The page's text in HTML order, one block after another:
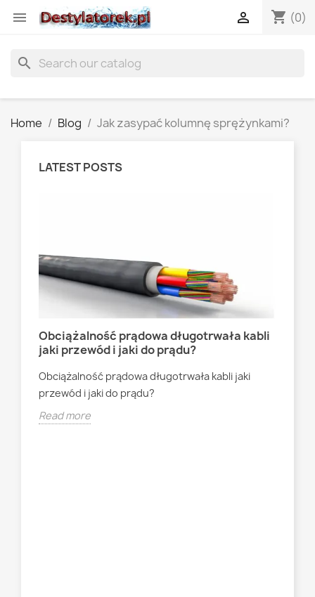
 shopping_cart (0)

search
Home Blog Jak zasypać kolumnę sprężynkami?
LATEST POSTS
Obciążalność prądowa długotrwała kabli
jaki przewód i jaki do prądu?
Obciążalność prądowa długotrwała kabli jaki
przewód i jaki do prądu?
Read more